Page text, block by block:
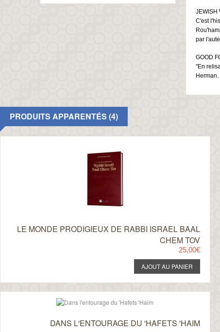
JEWISH
C'est
par
GOOD
"En
PRODUITS APPARENTÉS (4)
LE MONDE PRODIGIEUX DE RABBI ISRAEL BAAL
CHEM TOV
25,00€
DANS L'ENTOURAGE DU 'HAFETS 'HAIM